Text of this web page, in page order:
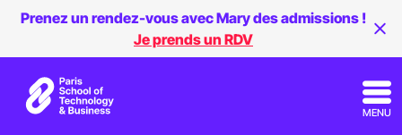
Prenez un rendez-vous avec Mary des admissions !
Je prends un RDV
MENU